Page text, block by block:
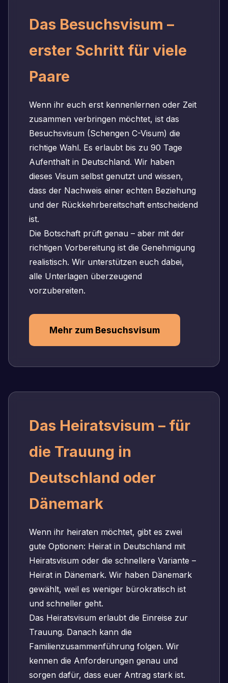
Das Besuchsvisum –
erster Schritt für viele
Paare
Wenn ihr euch erst kennenlernen oder Zeit
zusammen verbringen möchtet, ist das
Besuchsvisum (Schengen C-Visum) die
richtige Wahl. Es erlaubt bis zu 90 Tage
Aufenthalt in Deutschland. Wir haben
dieses Visum selbst genutzt und wissen,
dass der Nachweis einer echten Beziehung
und der Rückkehrbereitschaft entscheidend
ist.
Die Botschaft prüft genau – aber mit der
richtigen Vorbereitung ist die Genehmigung
realistisch. Wir unterstützen euch dabei,
alle Unterlagen überzeugend
vorzubereiten.
Mehr zum Besuchsvisum
Das Heiratsvisum – für
die Trauung in
Deutschland oder
Dänemark
Wenn ihr heiraten möchtet, gibt es zwei
gute Optionen: Heirat in Deutschland mit
Heiratsvisum oder die schnellere Variante –
Heirat in Dänemark. Wir haben Dänemark
gewählt, weil es weniger bürokratisch ist
und schneller geht.
Das Heiratsvisum erlaubt die Einreise zur
Trauung. Danach kann die
Familienzusammenführung folgen. Wir
kennen die Anforderungen genau und
sorgen dafür, dass euer Antrag stark ist.